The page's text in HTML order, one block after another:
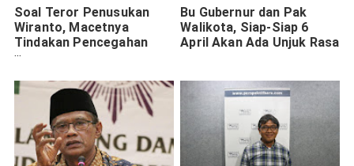
Soal Teror Penusukan
Wiranto, Macetnya
Tindakan Pencegahan
Dipertanyakan
Bu Gubernur dan Pak
Walikota, Siap-Siap 6
April Akan Ada Unjuk Rasa